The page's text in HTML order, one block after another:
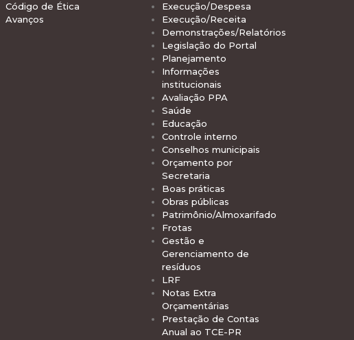
Código de Ética
Avanços
Execução/Despesa
Execução/Receita
Demonstrações/Relatórios
Legislação do Portal
Planejamento
Informações
institucionais
Avaliação PPA
Saúde
Educação
Controle interno
Conselhos municipais
Orçamento por
Secretaria
Boas práticas
Obras públicas
Patrimônio/Almoxarifado
Frotas
Gestão e
Gerenciamento de
resíduos
LRF
Notas Extra
Orçamentárias
Prestação de Contas
Anual ao TCE-PR